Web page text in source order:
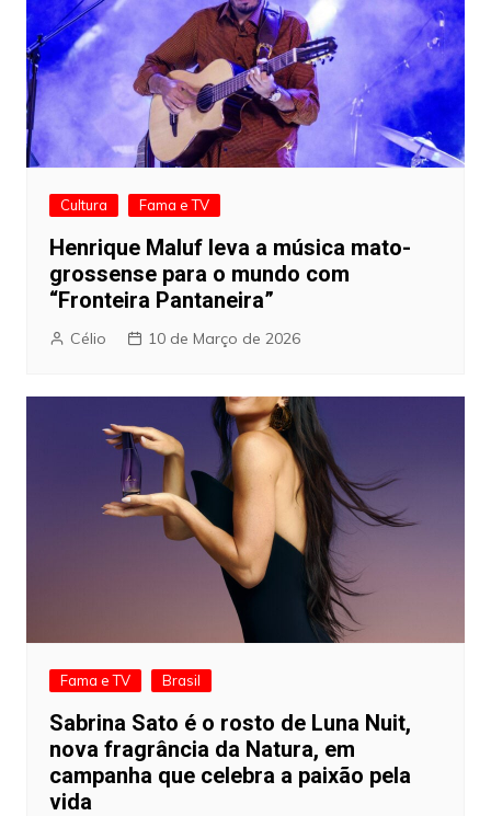
Cultura Fama e TV
Henrique Maluf leva a música mato-
grossense para o mundo com
“Fronteira Pantaneira”
Célio 10 de Março de 2026
Fama e TV Brasil
Sabrina Sato é o rosto de Luna Nuit,
nova fragrância da Natura, em
campanha que celebra a paixão pela
vida